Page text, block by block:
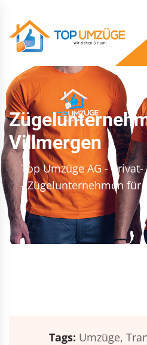
Villmergen
Top Umzüge AG -
- Zügelunternehmen für
Tags: Umzüge,